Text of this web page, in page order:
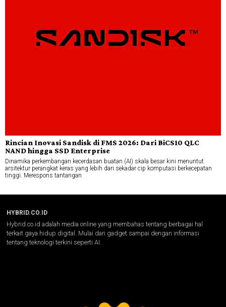
Rincian Inovasi Sandisk di FMS 2026: Dari BiCS10 QLC
NAND hingga SSD Enterprise
Dinamika perkembangan kecerdasan buatan (AI) skala besar kini menuntut
arsitektur perangkat keras yang lebih dari sekadar cip komputasi berkecepatan
tinggi. Merespons tantangan
HYBRID.CO.ID
Hybrid.co.id adalah media online yang membahas tentang berbagai hal
terkait gaya hidup digital. Mulai dari gadget sampai dengan informasi
tentang teknologi terkini seperti AI.